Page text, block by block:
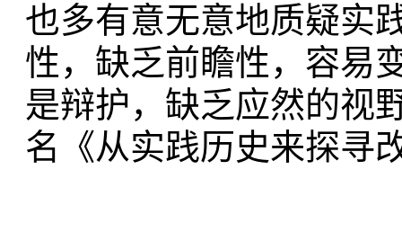
也多有意无意地质疑实
性，缺乏前瞻性，容易
是辩护，缺乏应然的视
名《从实践历史来探寻